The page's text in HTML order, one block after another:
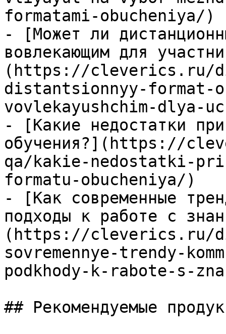
formatami-obucheniya/)
- [Может ли
вовлекающим для
(https://cleverics.ru/
distantsionnyy-format-
vovlekayushchim-dlya-
- [Какие недостатки
обучения?](https://
qa/kakie-nedostatki-
formatu-obucheniya/)
- [Как современные
подходы к работе с
(https://cleverics.ru/
sovremennye-trendy-
podkhody-k-rabote-s-
## Рекомендуемые